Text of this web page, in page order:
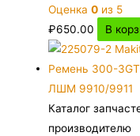
Оценка0 из 5
₽650.00 В
Каталог
производителю